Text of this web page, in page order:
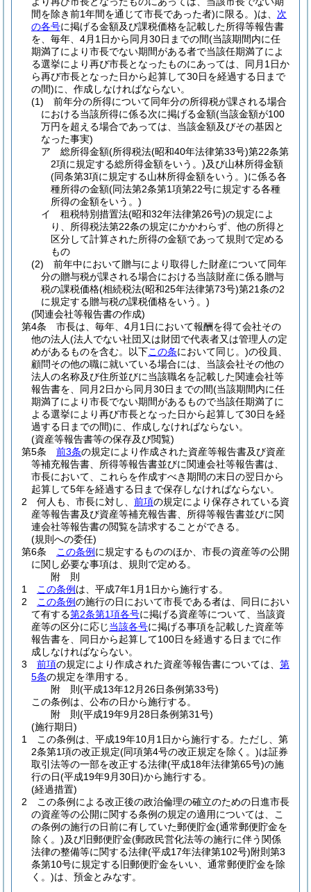
間を除き前1年間を通じて市長であった者)に限る。)は、 次
の各号に掲げる金額及び課税価格を記載した所得等報告書
を、毎年、4月1日から同月30日までの間(当該期間内に任
期満了により市長でない期間がある者で当該任期満了によ
る選挙により再び市長となったものにあっては、同月1日か
ら再び市長となった日から起算して30日を経過する日まで
の間)に、作成しなければならない。
(1)
前年分の所得について同年分の所得税が課される場合
における当該所得に係る次に掲げる金額(当該金額が100
万円を超える場合であっては、当該金額及びその基因と
なった事実)
ア
総所得金額(所得税法(昭和40年法律第33号)第22条第
2項に規定する総所得金額をいう。)及び山林所得金額
(同条第3項に規定する山林所得金額をいう。)に係る各
種所得の金額(同法第2条第1項第22号に規定する各種
所得の金額をいう。)
イ
租税特別措置法(昭和32年法律第26号)の規定によ
り、所得税法第22条の規定にかかわらず、他の所得と
区分して計算された所得の金額であって規則で定める
もの
(2)
前年中において贈与により取得した財産について同年
分の贈与税が課される場合における当該財産に係る贈与
税の課税価格(相続税法(昭和25年法律第73号)第21条の2
に規定する贈与税の課税価格をいう。)
(関連会社等報告書の作成)
第4条
市長は、毎年、4月1日において報酬を得て会社その
他の法人(法人でない社団又は財団で代表者又は管理人の定
めがあるものを含む。以下この条において同じ。)の役員、
顧問その他の職に就いている場合には、当該会社その他の
法人の名称及び住所並びに当該職名を記載した関連会社等
報告書を、同月2日から同月30日までの間(当該期間内に任
期満了により市長でない期間があるもので当該任期満了に
よる選挙により再び市長となった日から起算して30日を経
過する日までの間)に、作成しなければならない。
(資産等報告書等の保存及び閲覧)
第5条
前3条の規定により作成された資産等報告書及び資産
等補充報告書、所得等報告書並びに関連会社等報告書は、
市長において、これらを作成すべき期間の末日の翌日から
起算して5年を経過する日まで保存しなければならない。
2
何人も、市長に対し、 前項の規定により保存されている資
産等報告書及び資産等補充報告書、所得等報告書並びに関
連会社等報告書の閲覧を請求することができる。
(規則への委任)
第6条
この条例 に規定するもののほか、市長の資産等の公開
に関し必要な事項は、規則で定める。
附 則
1
この条例 は、平成7年1月1日から施行する。
2
この条例の施行の日において市長である者は、同日におい
て有する第2条第1項各号に掲げる資産等について、当該資
産等の区分に応じ当該各号に掲げる事項を記載した資産等
報告書を、同日から起算して100日を経過する日までに作
成しなければならない。
3
前項の規定により作成された資産等報告書については、 第
5条の規定を準用する。
附 則(平成13年12月26日条例第33号)
この条例は、公布の日から施行する。
附 則(平成19年9月28日条例第31号)
(施行期日)
1
この条例は、平成19年10月1日から施行する。 ただし、第
2条第1項の改正規定(同項第4号の改正規定を除く。)は証券
取引法等の一部を改正する法律(平成18年法律第65号)の施
行の日(平成19年9月30日)から施行する。
(経過措置)
2
この条例による改正後の政治倫理の確立のための日進市長
の資産等の公開に関する条例の規定の適用については、こ
の条例の施行の日前に有していた郵便貯金(通常郵便貯金を
除く。)及び旧郵便貯金(郵政民営化法等の施行に伴う関係
法律の整備等に関する法律(平成17年法律第102号)附則第3
条第10号に規定する旧郵便貯金をいい、通常郵便貯金を除
く。)は、預金とみなす。